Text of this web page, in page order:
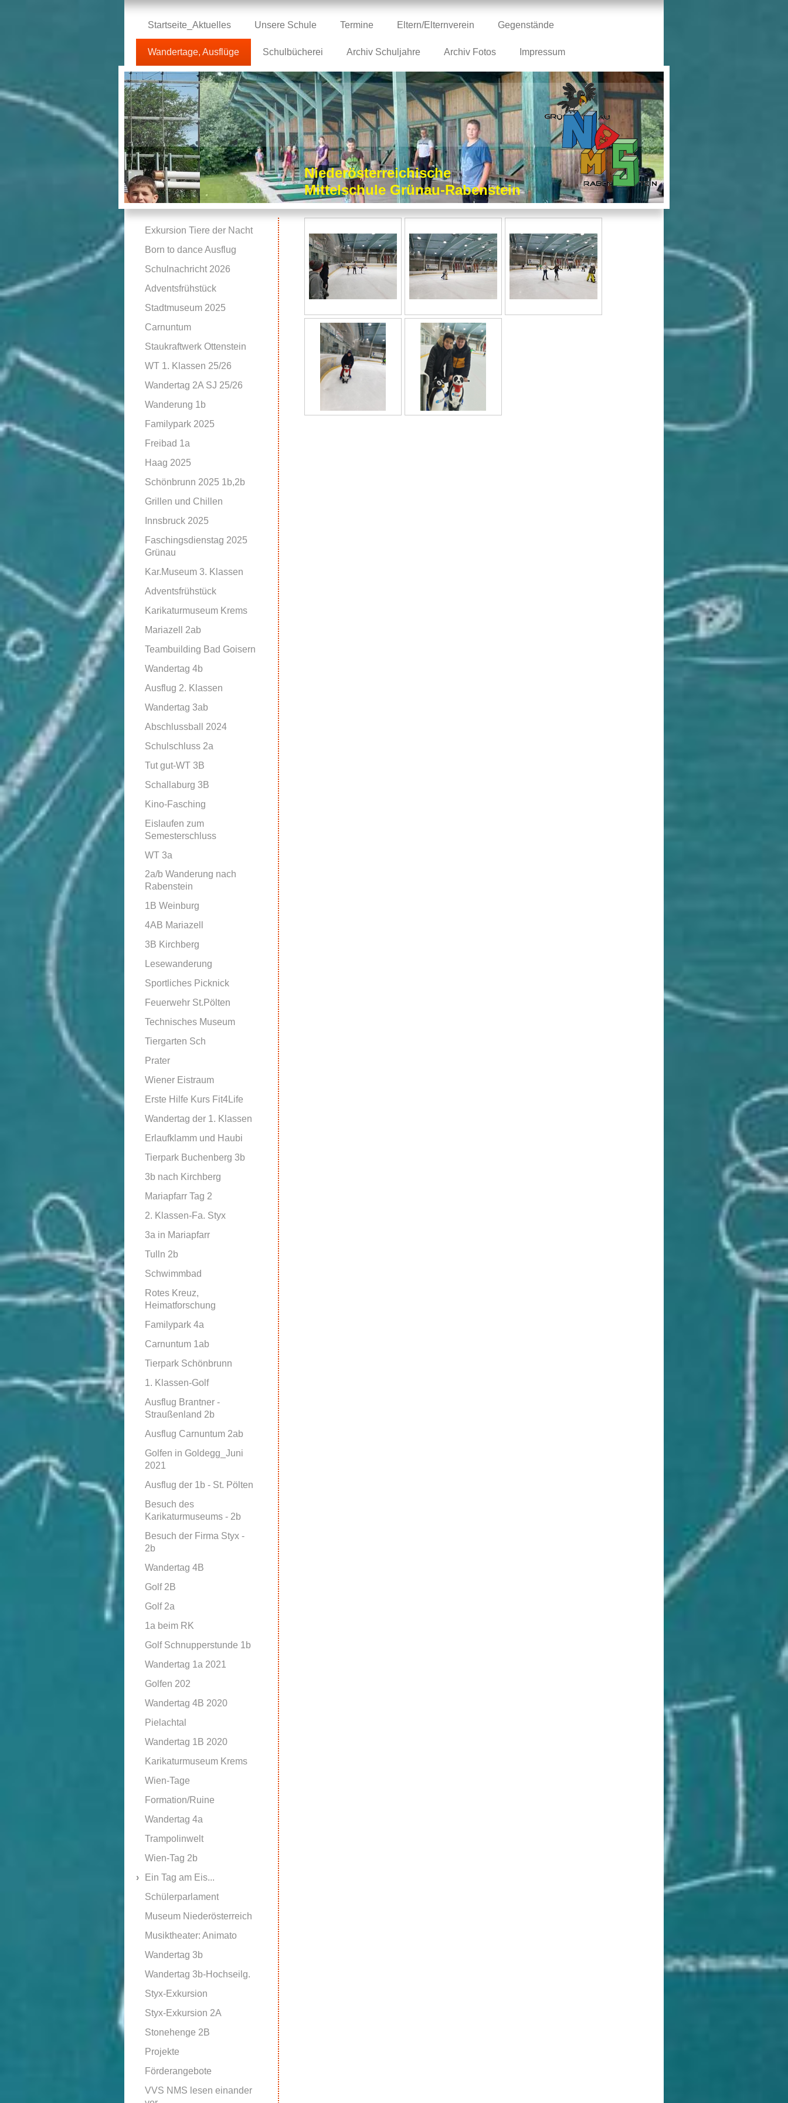
Startseite_Aktuelles Unsere Schule Termine Eltern/Elternverein Gegenstände
Wandertage, Ausflüge Schulbücherei Archiv Schuljahre Archiv Fotos Impressum
Niederösterreichische
Mittelschule Grünau-Rabenstein
Exkursion Tiere der Nacht
Born to dance Ausflug
Schulnachricht 2026
Adventsfrühstück
Stadtmuseum 2025
Carnuntum
Staukraftwerk Ottenstein
WT 1. Klassen 25/26
Wandertag 2A SJ 25/26
Wanderung 1b
Familypark 2025
Freibad 1a
Haag 2025
Schönbrunn 2025 1b,2b
Grillen und Chillen
Innsbruck 2025
Faschingsdienstag 2025
Grünau
Kar.Museum 3. Klassen
Adventsfrühstück
Karikaturmuseum Krems
Mariazell 2ab
Teambuilding Bad Goisern
Wandertag 4b
Ausflug 2. Klassen
Wandertag 3ab
Abschlussball 2024
Schulschluss 2a
Tut gut-WT 3B
Schallaburg 3B
Kino-Fasching
Eislaufen zum
Semesterschluss
WT 3a
2a/b Wanderung nach
Rabenstein
1B Weinburg
4AB Mariazell
3B Kirchberg
Lesewanderung
Sportliches Picknick
Feuerwehr St.Pölten
Technisches Museum
Tiergarten Sch
Prater
Wiener Eistraum
Erste Hilfe Kurs Fit4Life
Wandertag der 1. Klassen
Erlaufklamm und Haubi
Tierpark Buchenberg 3b
3b nach Kirchberg
Mariapfarr Tag 2
2. Klassen-Fa. Styx
3a in Mariapfarr
Tulln 2b
Schwimmbad
Rotes Kreuz,
Heimatforschung
Familypark 4a
Carnuntum 1ab
Tierpark Schönbrunn
1. Klassen-Golf
Ausflug Brantner -
Straußenland 2b
Ausflug Carnuntum 2ab
Golfen in Goldegg_Juni
2021
Ausflug der 1b - St. Pölten
Besuch des
Karikaturmuseums - 2b
Besuch der Firma Styx -
2b
Wandertag 4B
Golf 2B
Golf 2a
1a beim RK
Golf Schnupperstunde 1b
Wandertag 1a 2021
Golfen 202
Wandertag 4B 2020
Pielachtal
Wandertag 1B 2020
Karikaturmuseum Krems
Wien-Tage
Formation/Ruine
Wandertag 4a
Trampolinwelt
Wien-Tag 2b
Ein Tag am Eis...
Schülerparlament
Museum Niederösterreich
Musiktheater: Animato
Wandertag 3b
Wandertag 3b-Hochseilg.
Styx-Exkursion
Styx-Exkursion 2A
Stonehenge 2B
Projekte
Förderangebote
VVS NMS lesen einander